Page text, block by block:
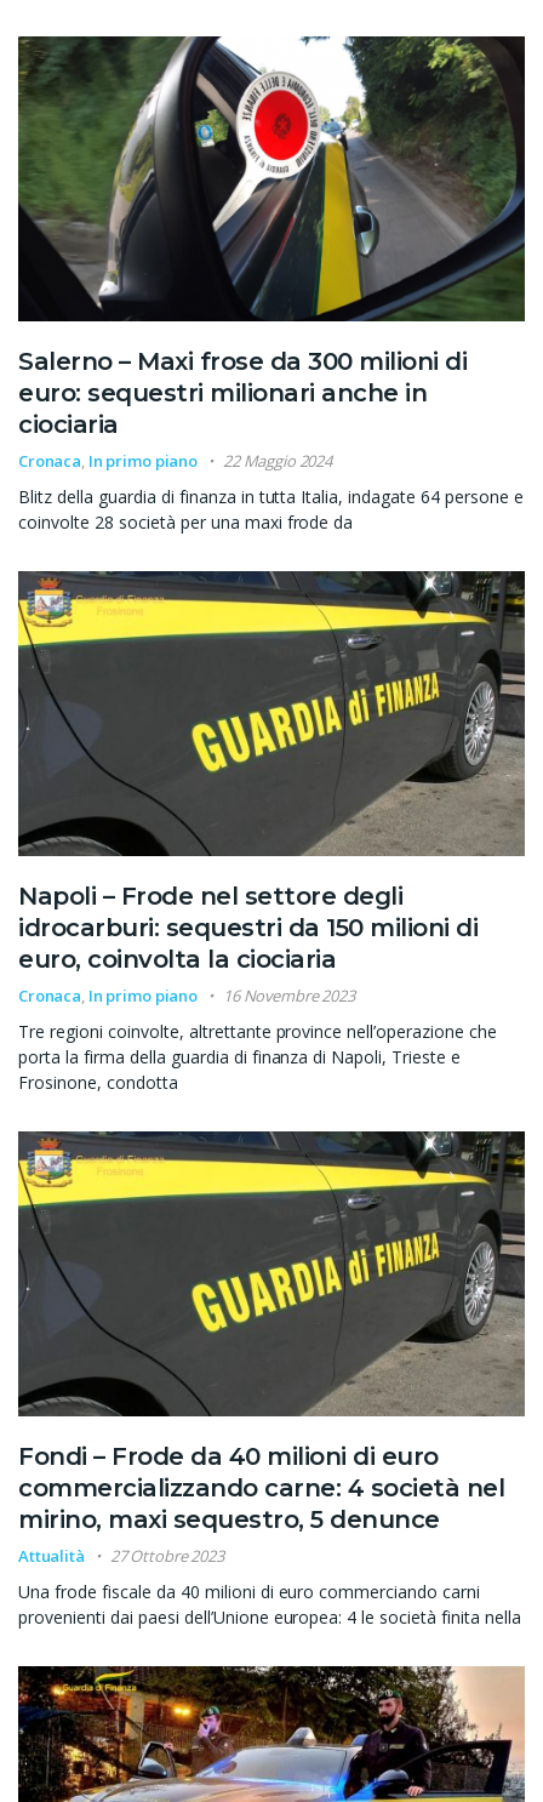
Salerno – Maxi frose da 300 milioni di
euro: sequestri milionari anche in
ciociaria
Cronaca, In primo piano 22 Maggio 2024
Blitz della guardia di finanza in tutta Italia, indagate 64 persone e
coinvolte 28 società per una maxi frode da
Napoli – Frode nel settore degli
idrocarburi: sequestri da 150 milioni di
euro, coinvolta la ciociaria
Cronaca, In primo piano 16 Novembre 2023
Tre regioni coinvolte, altrettante province nell’operazione che
porta la firma della guardia di finanza di Napoli, Trieste e
Frosinone, condotta
Fondi – Frode da 40 milioni di euro
commercializzando carne: 4 società nel
mirino, maxi sequestro, 5 denunce
Attualità 27 Ottobre 2023
Una frode fiscale da 40 milioni di euro commerciando carni
provenienti dai paesi dell’Unione europea: 4 le società finita nella